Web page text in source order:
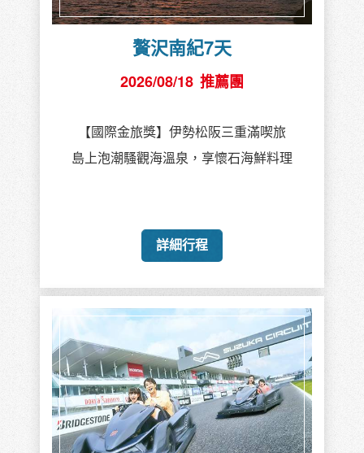
贅沢南紀7天
2026/08/18 推薦團
【國際金旅獎】伊勢松阪三重滿喫旅
島上泡潮騷觀海溫泉，享懷石海鮮料理
詳細行程